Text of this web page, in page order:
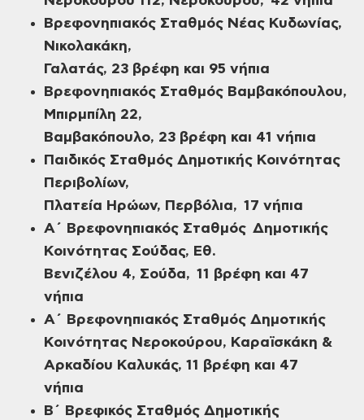
Βρεφονηπιακός Σταθμός Νέας Κυδωνίας,
Νικολακάκη,
Γαλατάς, 23 βρέφη και 95 νήπια
Βρεφονηπιακός Σταθμός Βαμβακόπουλου,
Μπιρμπίλη 22,
Βαμβακόπουλο, 23 βρέφη και 41 νήπια
Παιδικός Σταθμός Δημοτικής Κοινότητας
Περιβολίων,
Πλατεία Ηρώων, Περβόλια, 17 νήπια
Α΄ Βρεφονηπιακός Σταθμός Δημοτικής
Κοινότητας Σούδας, Εθ.
Βενιζέλου 4, Σούδα, 11 βρέφη και 47
νήπια
Α΄ Βρεφονηπιακός Σταθμός Δημοτικής
Κοινότητας Νεροκούρου, Καραϊσκάκη &
Αρκαδίου Καλυκάς, 11 βρέφη και 47
νήπια
Β΄ Βρεφικός Σταθμός Δημοτικής